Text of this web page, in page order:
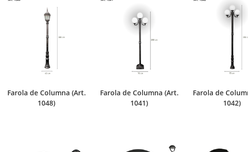
Farola de Columna (Art.
1048)
Farola de Columna (Art.
1041)
Farola de
1042)